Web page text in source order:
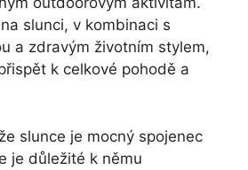
slunci, v kombinaci s
a zdravým životním stylem,
k celkové pohodě a
slunce je mocný spojenec
je důležité k němu